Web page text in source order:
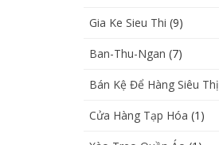
Gia Ke Sieu Thi (9)
Ban-Thu-Ngan (7)
Bán Kệ Để Hàng Siêu Thị
Cửa Hàng Tạp Hóa (1)